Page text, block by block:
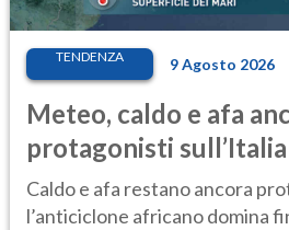
TENDENZA 9 Agosto 2026
Meteo, caldo e afa
protagonisti sull’Italia
Caldo e afa restano ancora
l’anticiclone africano domina